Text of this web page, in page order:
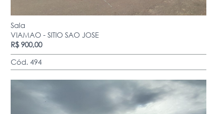
Sala
VIAMAO - SITIO SAO JOSE
R$ 900,00
Cód. 494